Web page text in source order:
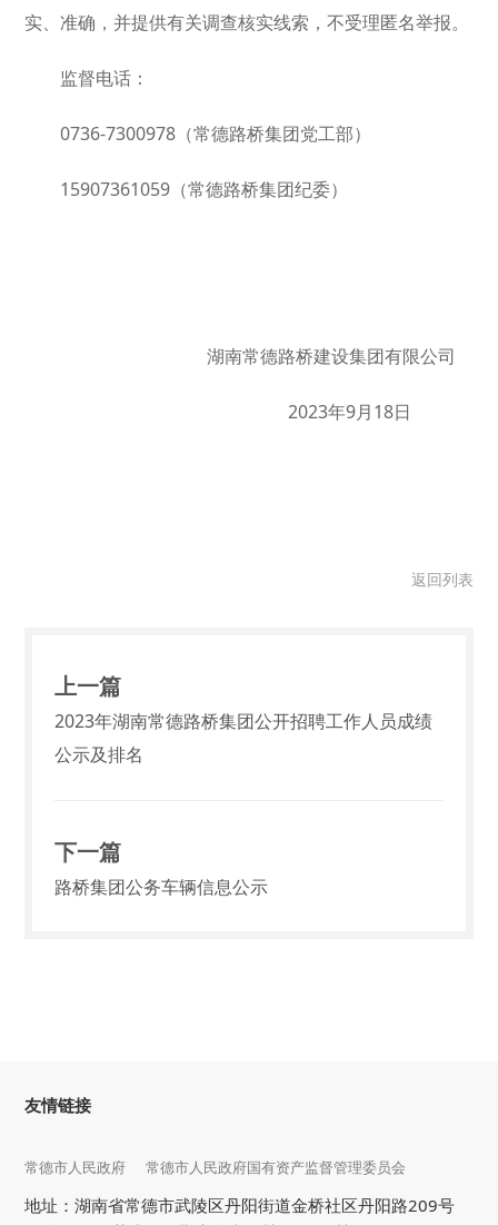
实、准确，并提供有关调查核实线索，不受理匿名举报。
监督电话：
0736-7300978（常德路桥集团党工部）
15907361059（常德路桥集团纪委）
湖南常德路桥建设集团有限公司
2023年9月18日
返回列表
上一篇
2023年湖南常德路桥集团公开招聘工作人员成绩
公示及排名
下一篇
路桥集团公务车辆信息公示
友情链接
常德市人民政府 常德市人民政府国有资产监督管理委员会
地址：湖南省常德市武陵区丹阳街道金桥社区丹阳路209号